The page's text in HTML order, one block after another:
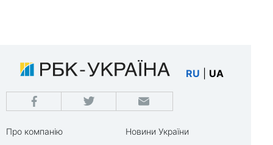
RU UA
Про компанію
Новини України